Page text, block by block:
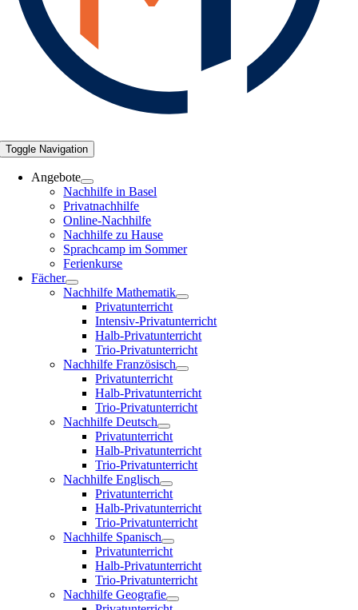
Toggle Navigation
Angebote
Nachhilfe in Basel
Privatnachhilfe
Online-Nachhilfe
Nachhilfe zu Hause
Sprachcamp im Sommer
Ferienkurse
Fächer
Nachhilfe Mathematik
Privatunterricht
Intensiv-Privatunterricht
Halb-Privatunterricht
Trio-Privatunterricht
Nachhilfe Französisch
Privatunterricht
Halb-Privatunterricht
Trio-Privatunterricht
Nachhilfe Deutsch
Privatunterricht
Halb-Privatunterricht
Trio-Privatunterricht
Nachhilfe Englisch
Privatunterricht
Halb-Privatunterricht
Trio-Privatunterricht
Nachhilfe Spanisch
Privatunterricht
Halb-Privatunterricht
Trio-Privatunterricht
Nachhilfe Geografie